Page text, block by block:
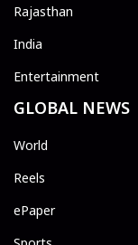
Rajasthan
India
Entertainment
GLOBAL NEWS
World
Reels
ePaper